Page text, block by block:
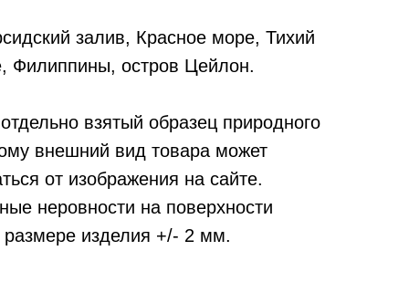
залив, Красное море, Тихий
Филиппины, остров Цейлон.
взятый образец природного
внешний вид товара может
от изображения на сайте.
неровности на поверхности
размере изделия +/- 2 мм.